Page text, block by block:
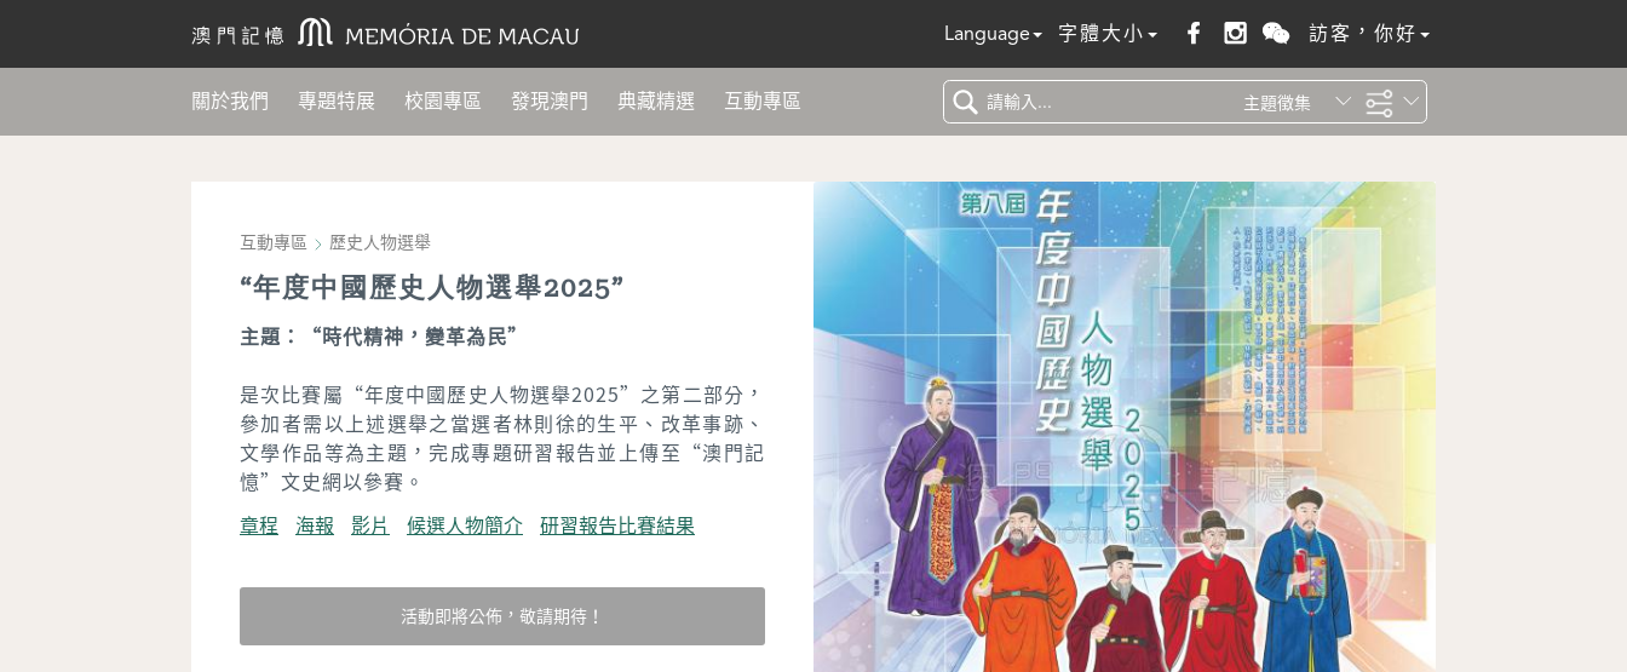
Language 字體大小 訪客，你好
關於我們 專題特展 校園專區 發現澳門 典藏精選 互動專區 主題徵集
互動專區 歷史人物選舉
“年度中國歷史人物選舉2025”
主題：“時代精神，變革為民”
是次比賽屬“年度中國歷史人物選舉2025”之第二部分，
參加者需以上述選舉之當選者林則徐的生平、改革事跡、
文學作品等為主題，完成專題研習報告並上傳至“澳門記
憶”文史網以參賽。
章程 海報 影片 候選人物簡介 研習報告比賽結果
活動即將公佈，敬請期待！